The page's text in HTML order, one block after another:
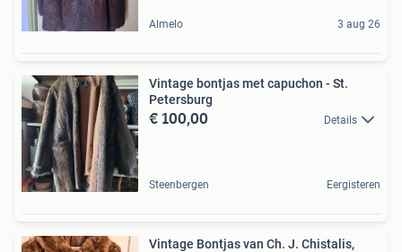
Almelo 3 aug 26
Vintage bontjas met capuchon - St.
Petersburg
€ 100,00 Details
Steenbergen Eergisteren
Vintage Bontjas van Ch. J. Chistalis,